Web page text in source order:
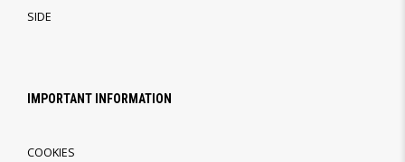
SIDE
IMPORTANT INFORMATION
COOKIES